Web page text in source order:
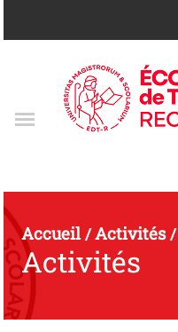
Accueil/Activités/
Activités